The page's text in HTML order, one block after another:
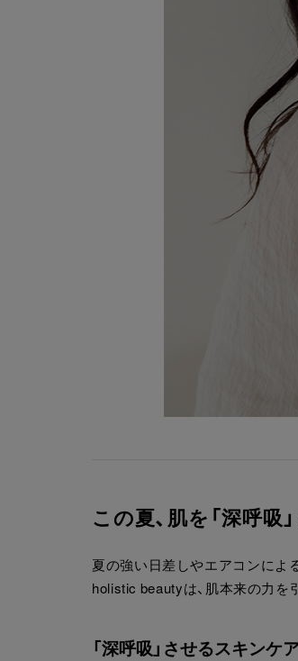
この夏、肌を「深呼
夏の強い日差しやエアコンによ
holistic beautyは、肌本来の力を
「深呼吸」させるスキンケ